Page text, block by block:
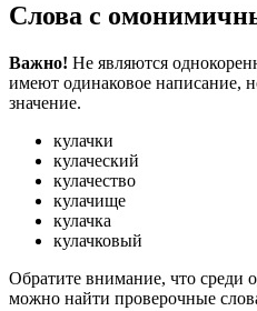
Слова с
Важно! Не являются
имеют одинаковое написание,
значение.
кулачки
кулаческий
кулачество
кулачище
кулачка
кулачковый
Обратите внимание, что среди
можно найти проверочные